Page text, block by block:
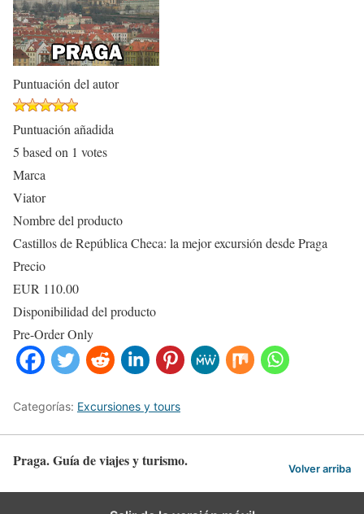
Puntuación del autor
Puntuación añadida
5 based on 1 votes
Marca
Viator
Nombre del producto
Castillos de República Checa: la mejor excursión desde Praga
Precio
EUR 110.00
Disponibilidad del producto
Pre-Order Only
Categorías: Excursiones y tours
Praga. Guía de viajes y turismo. Volver arriba